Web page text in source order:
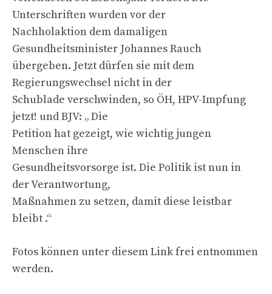
Unterschriften wurden vor der
Nachholaktion dem damaligen
Gesundheitsminister Johannes Rauch
übergeben. Jetzt dürfen sie mit dem
Regierungswechsel nicht in der
Schublade verschwinden, so ÖH, HPV-Impfung
jetzt! und BJV: „ Die
Petition hat gezeigt, wie wichtig jungen
Menschen ihre
Gesundheitsvorsorge ist. Die Politik ist nun in
der Verantwortung,
Maßnahmen zu setzen, damit diese leistbar
bleibt .“
Fotos können unter diesem Link frei entnommen
werden.